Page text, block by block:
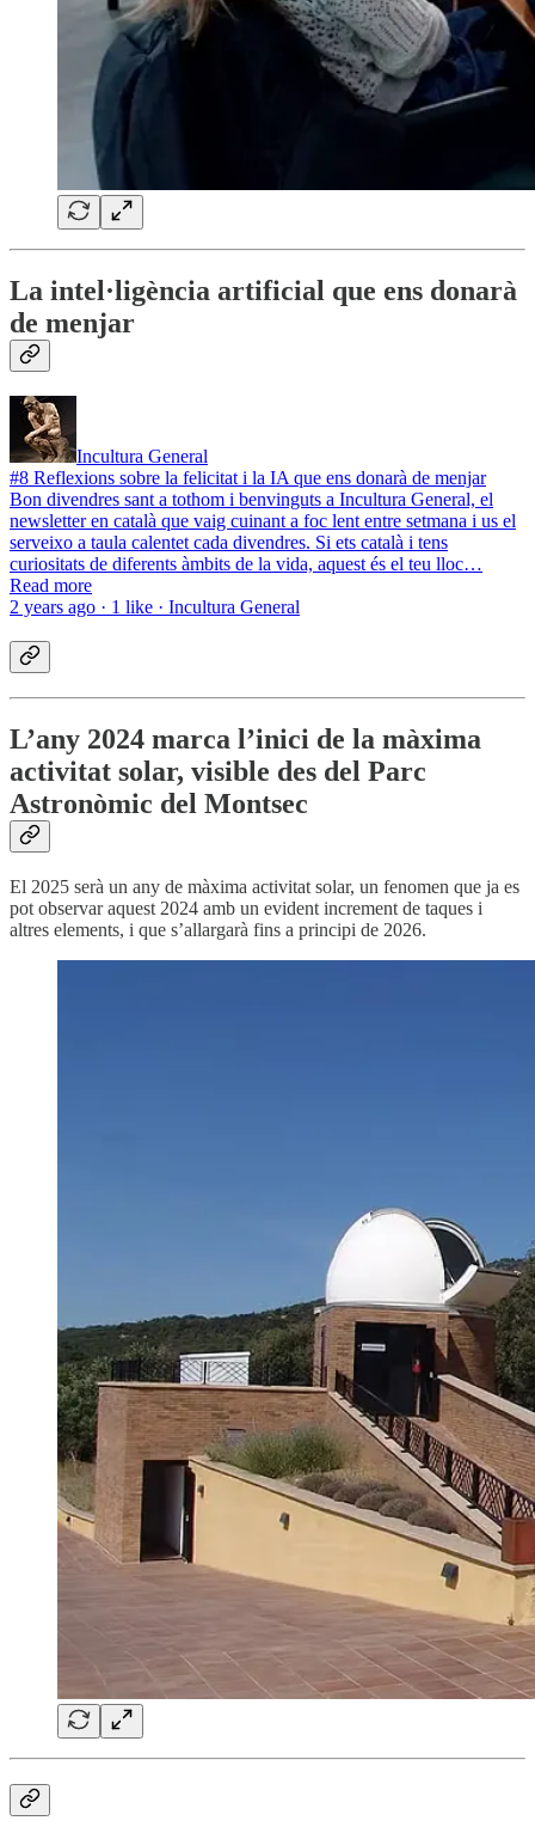
La intel·ligència artificial que ens donarà
de menjar
Incultura General
#8 Reflexions sobre la felicitat i la IA que ens donarà de menjar
Bon divendres sant a tothom i benvinguts a Incultura General, el
newsletter en català que vaig cuinant a foc lent entre setmana i us el
serveixo a taula calentet cada divendres. Si ets català i tens
curiositats de diferents àmbits de la vida, aquest és el teu lloc…
Read more
2 years ago · 1 like · Incultura General
L’any 2024 marca l’inici de la màxima
activitat solar, visible des del Parc
Astronòmic del Montsec
El 2025 serà un any de màxima activitat solar, un fenomen que ja es
pot observar aquest 2024 amb un evident increment de taques i
altres elements, i que s’allargarà fins a principi de 2026.